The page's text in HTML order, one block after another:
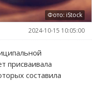
Фото: iStock
2024-10-15 10:05:00
присваивала
составила